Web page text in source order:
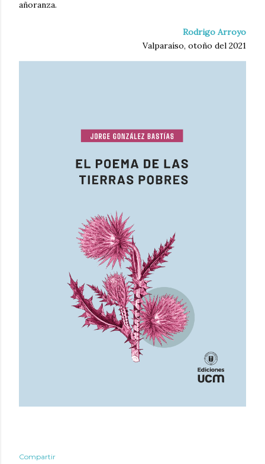
añoranza.
Rodrigo Arroyo
Valparaíso, otoño del 2021
Compartir